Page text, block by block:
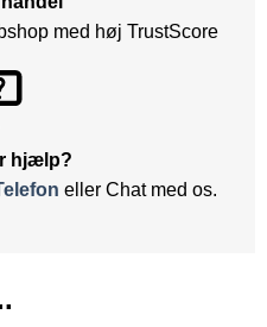
med høj TrustScore
hjælp?
eller Chat med os.